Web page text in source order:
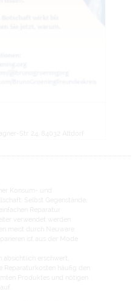
Str. 24, 84032 Altdorf
Selbst Gegenstände,
Reparatur
verwendet werden
meist durch Neuware
ist aus der Mode
absichtlich erschwert,
Reparaturkosten häufig den
Produktes und nötigen